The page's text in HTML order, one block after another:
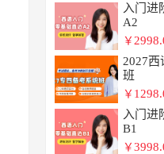
入门
A2
￥
2027
班
￥
入门
B1
￥